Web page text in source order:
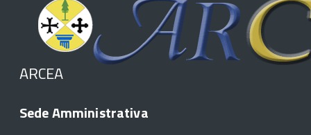
ARCEA
Sede Amministrativa